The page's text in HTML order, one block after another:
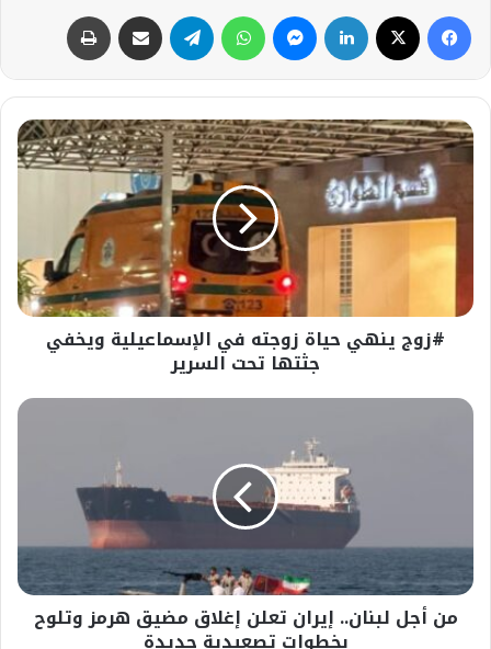
فيسبوك لينكدإن ماسنجر واتساب تيلقرام مشاركة عبر البريد
#زوج
ينهي
زوجته
في
الإسماعيلية
جثتها
تحت
السرير#زوج ينهي حياة زوجته في الإسماعيلية ويخفي
جثتها تحت السرير
من
مضيق
هرمز
وتلوح
بخطوات
من أجل لبنان.. إيران تعلن إغلاق مضيق هرمز وتلوح
بخطوات تصعيدية جديدة